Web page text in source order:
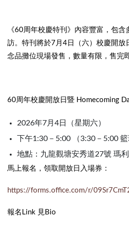
《60周年校慶特刊》內容豐富，包
訪。特刊將於7月4日（六）校慶開放
念品攤位現場發售，數量有限，售完
60周年校慶開放日暨 Homecoming
2026年7月4日（星期六）
下午1:30－5:00 （3:30－5:00
地點：九龍觀塘安秀道27號 瑪
馬上報名，領取開放日入場券：
https://forms.office.com/r/
報名Link 見Bio